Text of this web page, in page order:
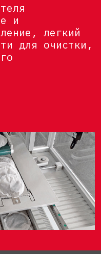
и
легкий
для очистки,